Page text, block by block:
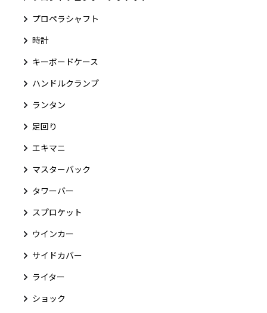
プロペラシャフト
時計
キーボードケース
ハンドルクランプ
ランタン
足回り
エキマニ
マスターバック
タワーバー
スプロケット
ウインカー
サイドカバー
ライター
ショック